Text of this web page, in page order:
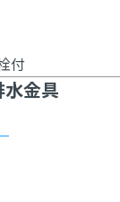
付
金具